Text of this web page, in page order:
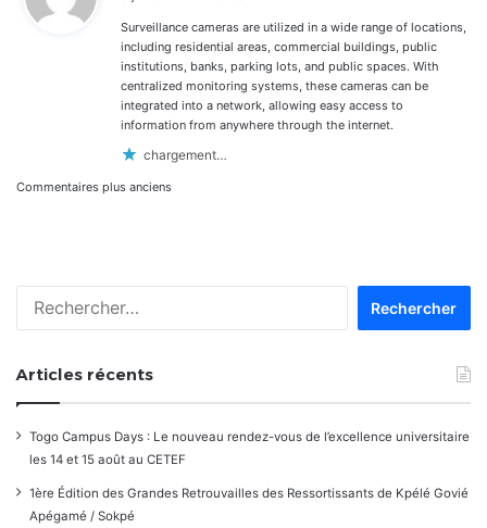
:
Surveillance cameras are utilized in a wide range of locations,
including residential areas, commercial buildings, public
institutions, banks, parking lots, and public spaces. With
centralized monitoring systems, these cameras can be
integrated into a network, allowing easy access to
information from anywhere through the internet.
chargement…
Navigation
commentaires
Commentaires plus anciens
Articles récents
Togo Campus Days : Le nouveau rendez-vous de l’excellence universitaire
les 14 et 15 août au CETEF
1ère Édition des Grandes Retrouvailles des Ressortissants de Kpélé Govié
Apégamé / Sokpé